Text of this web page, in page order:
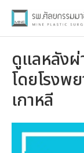
Skip
content
ดูแลหลัง
โดยโรงพ
เกาหลี